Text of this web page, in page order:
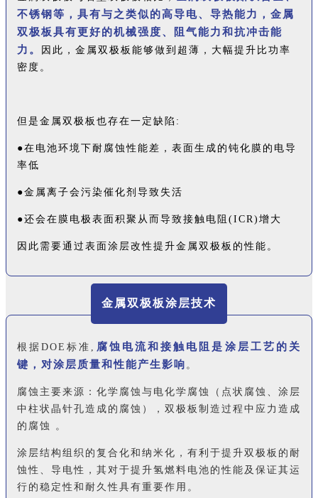
不锈钢等，具有与之类似的高导电、导热能力，金属
双极板具有更好的机械强度、阻气能力和抗冲击能
力。
因此，金属双极板能够做到超薄，大幅提升比功率
密度。
但是金属双极板也存在一定缺陷:
●在电池环境下耐腐蚀性能差，表面生成的钝化膜的电导
率低
●金属离子会污染催化剂导致失活
●还会在膜电极表面积聚从而导致接触电阻(ICR)增大
因此需要通过表面涂层改性提升金属双极板的性能。
金属双极板涂层技术
根据DOE标准, 腐蚀电流和接触电阻是涂层工艺的关
键，对涂层质量和性能产生影响 。
腐蚀主要来源：化学腐蚀与电化学腐蚀（点状腐蚀、涂层
中柱状晶针孔造成的腐蚀），双极板制造过程中应力造成
的腐蚀 。
涂层结构组织的复合化和纳米化，有利于提升双极板的耐
蚀性、导电性，其对于提升氢燃料电池的性能及保证其运
行的稳定性和耐久性具有重要作用。